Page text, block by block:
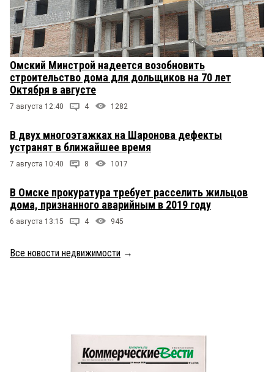
Омский Минстрой надеется возобновить
строительство дома для дольщиков на 70 лет
Октября в августе
7 августа 12:40 4 1282
В двух многоэтажках на Шаронова дефекты
устранят в ближайшее время
7 августа 10:40 8 1017
В Омске прокуратура требует расселить жильцов
дома, признанного аварийным в 2019 году
6 августа 13:15 4 945
Все новости недвижимости →